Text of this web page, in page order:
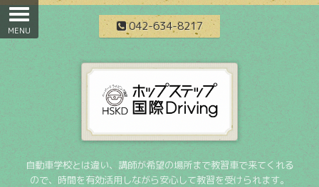
042-634-8217
自動車学校とは違い、講師が希望の場所まで教習車で来てくれる
ので、時間を有効活用しながら安心して教習を受けられます。